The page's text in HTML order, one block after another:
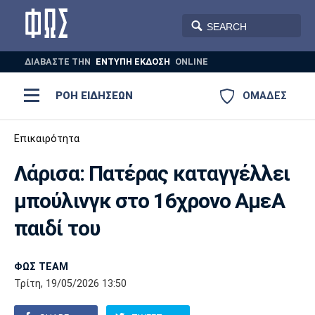
ΔΙΑΒΑΣΤΕ THN ΕΝΤΥΠΗ ΕΚΔΟΣΗ ONLINE
ΟΜΑΔΕΣ
ΡΟΗ ΕΙΔΗΣΕΩΝ
ΠΟΔΟΣΦΑΙΡΟ
ΣΠΟΡ
AUTO-MOTO
Ποδόσφαιρο
Super League 1
Super League 2
Ελλάδα
Μπάσκετ
Ελλάδα
EuroLeague
Ολυμπιακοί Αγώνες
Πόλο
Ολυμπιακός ΑΕΚ ΠΑΟΚ
Παναθηναϊκός
Επικαιρότητα
Λάρισα: Πατέρας καταγγέλλει
μπούλινγκ στο 16χρονο ΑμεΑ
παιδί του
ΦΩΣ TEAM
Τρίτη, 19/05/2026 13:50